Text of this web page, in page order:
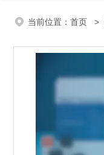
当前位置： 首页 >